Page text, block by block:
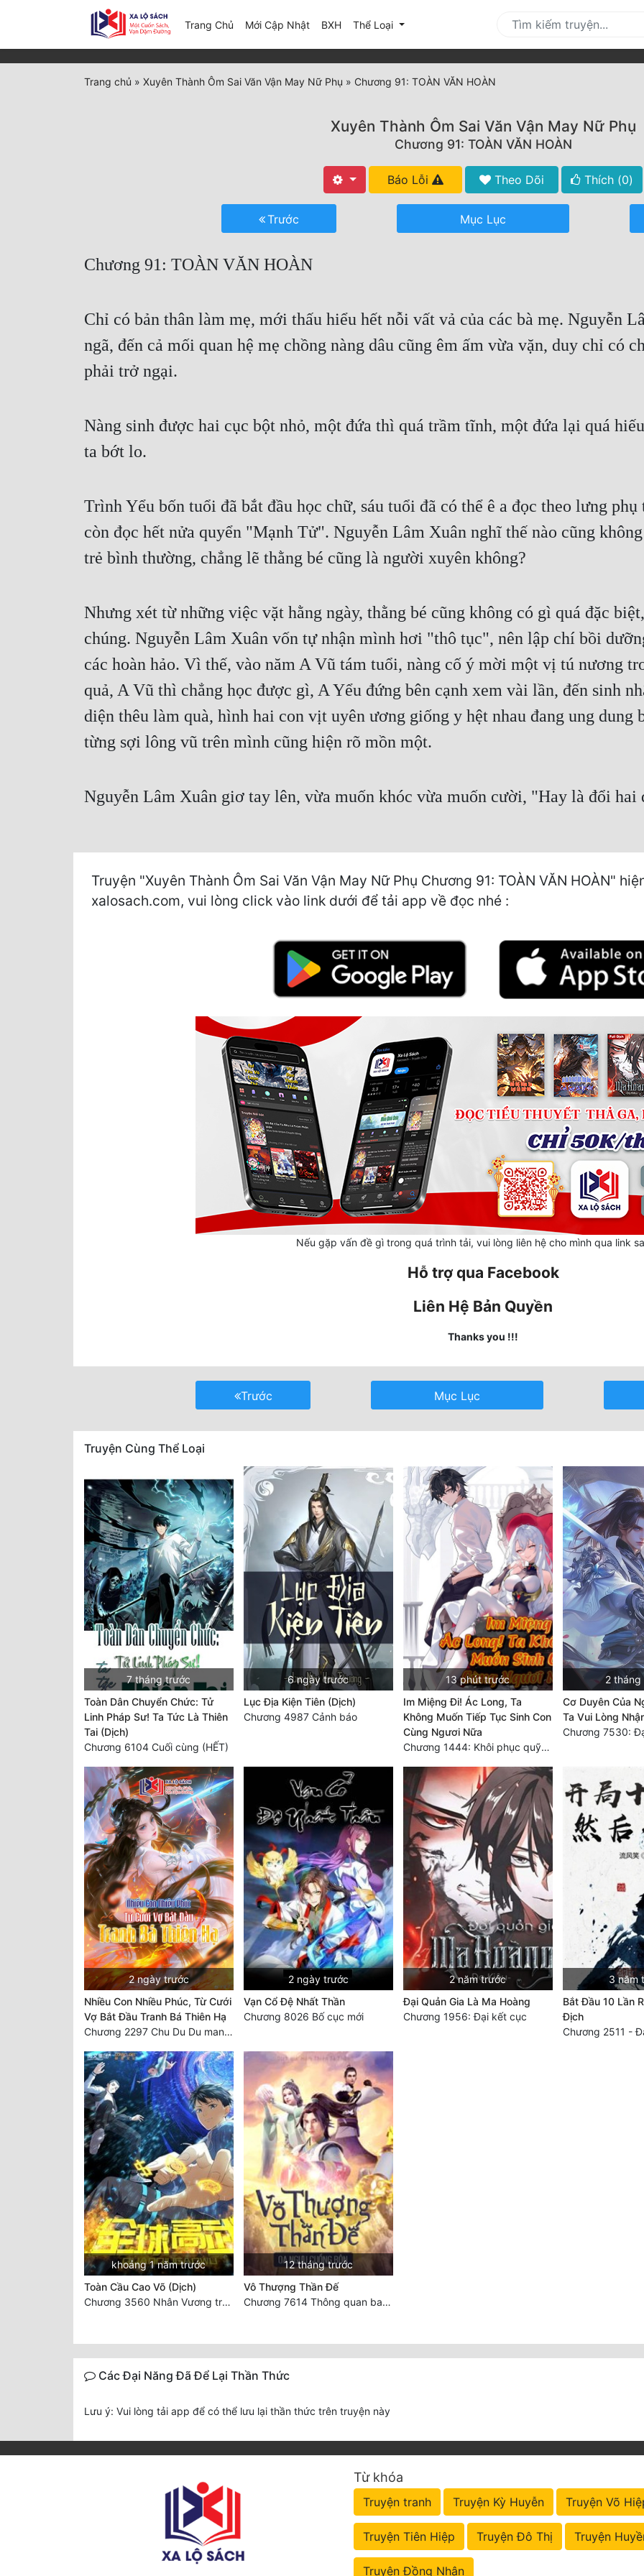
Trang Chủ Mới Cập Nhật(current)
BXH Thể Loại
Trang chủ » Xuyên Thành Ôm Sai Văn Vận May Nữ Phụ » Chương 91: TOÀN VĂN HOÀN
Xuyên Thành Ôm Sai Văn Vận May Nữ Phụ
Chương 91: TOÀN VĂN HOÀN
Báo Lỗi Theo Dõi Thích (0)
Trước Mục Lục
Chương 91: TOÀN VĂN HOÀN
Chỉ có bản thân làm mẹ, mới thấu hiểu hết nỗi vất vả của các bà mẹ. Nguyễn
ngã, đến cả mối quan hệ mẹ chồng nàng dâu cũng êm ấm vừa vặn, duy chỉ có
phải trở ngại.
Nàng sinh được hai cục bột nhỏ, một đứa thì quá trầm tĩnh, một đứa lại quá
ta bớt lo.
Trình Yểu bốn tuổi đã bắt đầu học chữ, sáu tuổi đã có thể ê a đọc theo lưng
còn đọc hết nửa quyển "Mạnh Tử". Nguyễn Lâm Xuân nghĩ thế nào cũng
trẻ bình thường, chẳng lẽ thằng bé cũng là người xuyên không?
Nhưng xét từ những việc vặt hằng ngày, thằng bé cũng không có gì quá đặc
chúng. Nguyễn Lâm Xuân vốn tự nhận mình hơi "thô tục", nên lập chí bồi
các hoàn hảo. Vì thế, vào năm A Vũ tám tuổi, nàng cố ý mời một vị tú nương
quả, A Vũ thì chẳng học được gì, A Yểu đứng bên cạnh xem vài lần, đến sinh
diện thêu làm quà, hình hai con vịt uyên ương giống y hệt nhau đang ung
từng sợi lông vũ trên mình cũng hiện rõ mồn một.
Nguyễn Lâm Xuân giơ tay lên, vừa muốn khóc vừa muốn cười, "Hay là đổi hai
Truyện "Xuyên Thành Ôm Sai Văn Vận May Nữ Phụ Chương 91: TOÀN VĂN HOÀN"
xalosach.com, vui lòng click vào link dưới để tải app về đọc nhé :
Nếu gặp vấn đề gì trong quá trình tải, vui lòng liên hệ cho mình qua link
Hỗ trợ qua Facebook
Liên Hệ Bản Quyền
Thanks you !!!
Trước Mục Lục
Truyện Cùng Thể Loại
7 tháng trước
Toàn Dân Chuyển Chức: Tử
Linh Pháp Sư! Ta Tức Là Thiên
Tai (Dịch)
Chương 6104 Cuối cùng (HẾT)
6 ngày trước
Lục Địa Kiện Tiên (Dịch)
Chương 4987 Cảnh báo
13 phút trước
Im Miệng Đi! Ác Long, Ta
Không Muốn Tiếp Tục Sinh Con
Cùng Ngươi Nữa
Chương 1444: Khôi phục quỹ đạo
2
Cơ Duyên Của
Ta Vui Lòng
2 ngày trước
Nhiều Con Nhiều Phúc, Từ Cưới
Vợ Bắt Đầu Tranh Bá Thiên Hạ
Chương 2297 Chu Du Du mang thai
2 ngày trước
Vạn Cổ Đệ Nhất Thần
Chương 8026 Bố cục mới
2 năm trước
Đại Quản Gia Là Ma Hoàng
Chương 1956: Đại kết cục
3 năm
Bắt Đầu 10 Lần
Địch
khoảng 1 năm trước
Toàn Cầu Cao Võ (Dịch)
Chương 3560 Nhân Vương trở về - END
12 tháng trước
Vô Thượng Thần Đế
Chương 7614 Thông quan ban thưởng, Ngục Hải Yên Thần Quang
Các Đại Năng Đã Để Lại Thần Thức
Lưu ý: Vui lòng tải app để có thể lưu lại thần thức trên truyện này
Từ khóa
Truyện tranh Truyện Kỳ Huyễn Truyện Võ
Truyện Tiên Hiệp Truyện Đô Thị Truyện
Truyện Đồng Nhân